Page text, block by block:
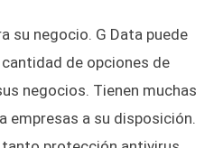
su negocio. G Data puede
de opciones de
negocios. Tienen muchas
empresas a su disposición.